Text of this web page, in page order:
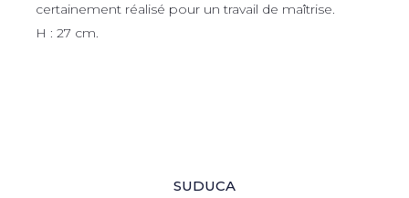
certainement réalisé pour un travail de maîtrise.
H : 27 cm.
SUDUCA